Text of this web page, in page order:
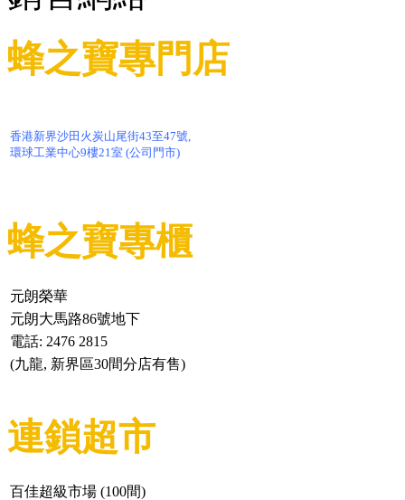
蜂之寶專門店
香港新界沙田火炭山尾街43至47號,
環球工業中心9樓21室 (公司門市)
蜂之寶專櫃
元朗榮華
元朗大馬路86號地下
電話: 2476 2815
(九龍, 新界區30間分店有售)
連鎖超市
百佳超級市場 (100間)